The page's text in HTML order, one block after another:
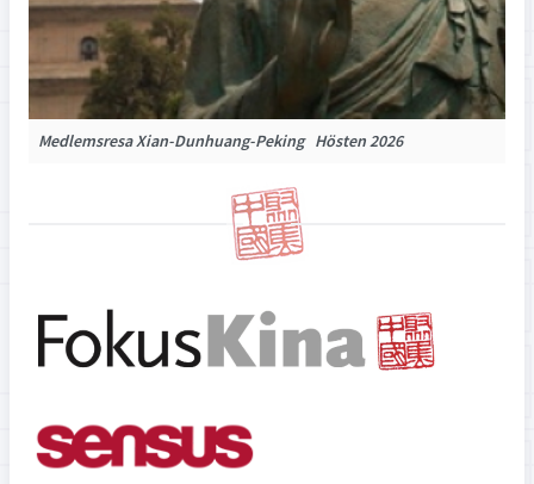
Medlemsresa Xian-Dunhuang-Peking Hösten 2026